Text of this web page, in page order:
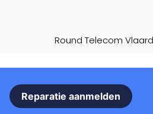
Round Telecom
Reparatie aanmelden